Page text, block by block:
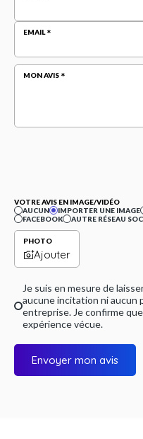
EMAIL
MON AVIS
VOTRE AVIS EN IMAGE/VIDÉO
AUCUN
IMPORTER UNE IMAGE
FACEBOOK
AUTRE RÉSEAU
PHOTO
Ajouter
Je suis en mesure de
aucune incitation ni aucun
entreprise. Je confirme
expérience vécue.
Envoyer mon avis